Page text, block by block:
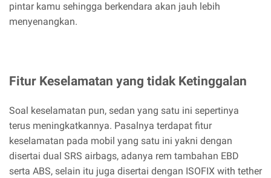
pintar kamu sehingga berkendara akan jauh lebih
menyenangkan.
Fitur Keselamatan yang tidak Ketinggalan
Soal keselamatan pun, sedan yang satu ini sepertinya
terus meningkatkannya. Pasalnya terdapat fitur
keselamatan pada mobil yang satu ini yakni dengan
disertai dual SRS airbags, adanya rem tambahan EBD
serta ABS, selain itu juga disertai dengan ISOFIX with tether